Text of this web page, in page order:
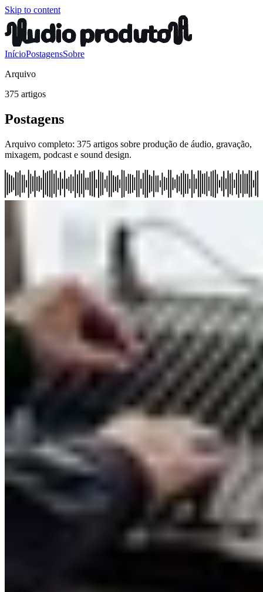
Skip to content
InícioPostagensSobre
Arquivo
375 artigos
Postagens
Arquivo completo: 375 artigos sobre produção de áudio, gravação,
mixagem, podcast e sound design.